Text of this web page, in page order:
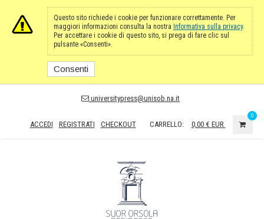
Questo sito richiede i cookie per funzionare correttamente. Per
maggiori informazioni consulta la nostra Informativa sulla privacy.
Per accettare i cookie di questo sito, si prega di fare clic sul
pulsante «Consenti».
Consenti
universitypress@unisob.na.it
ACCEDI REGISTRATI CHECKOUT CARRELLO: 0,00 € EUR
0